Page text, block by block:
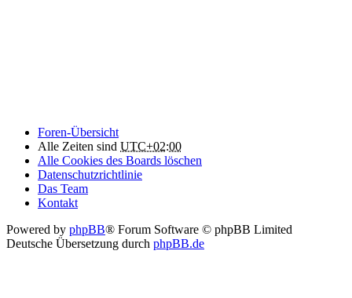
Foren-Übersicht
Alle Zeiten sind UTC+02:00
Alle Cookies des Boards löschen
Datenschutzrichtlinie
Das Team
Kontakt
Powered by phpBB® Forum Software © phpBB Limited
Deutsche Übersetzung durch phpBB.de